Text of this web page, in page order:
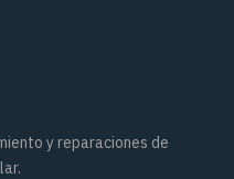
y reparaciones de